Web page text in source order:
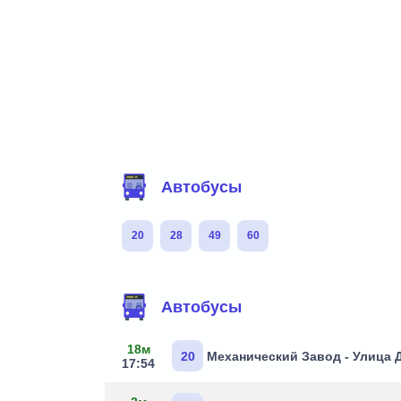
Автобусы
20 28 49 60
Автобусы
18м
17:54
20 Механический Завод - Улица